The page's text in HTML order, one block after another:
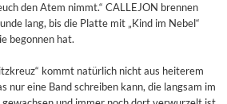
den Atem nimmt.“ CALLEJON brennen
lang, bis die Platte mit „Kind im Nebel“
begonnen hat.
kommt natürlich nicht aus heiterem
nur eine Band schreiben kann, die langsam im